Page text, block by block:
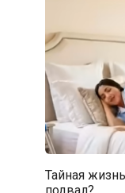
Тайная
подвал?